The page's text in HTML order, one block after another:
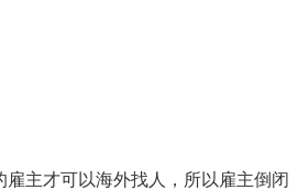
主才可以海外找人，所以雇主倒闭